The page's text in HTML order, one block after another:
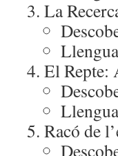
La
El Repte:
Racó de